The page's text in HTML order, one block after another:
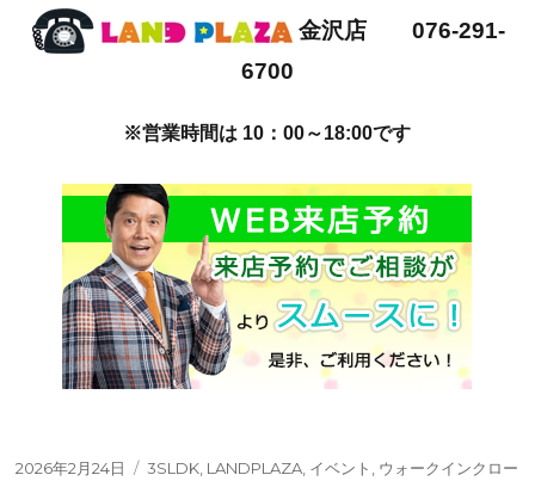
金沢店 076-291-
6700
※営業時間は 10：00～18:00です
投
2026年2月24日
タ
3SLDK LANDPLAZA イベント
ウォークインクロー